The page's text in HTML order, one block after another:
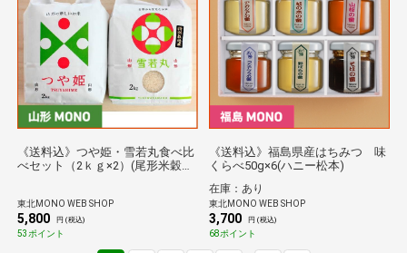
《送料込》つや姫・雪若丸食べ比
べセット（2ｋｇ×2）(尾形米穀
東北MONO WEB SHOP
5,800 円 (税込)
53ポイント
《送料込》福島県産はちみつ 味
くらべ50g×6(ハニー松本)
在庫：あり
東北MONO WEB SHOP
3,700 円 (税込)
68ポイント